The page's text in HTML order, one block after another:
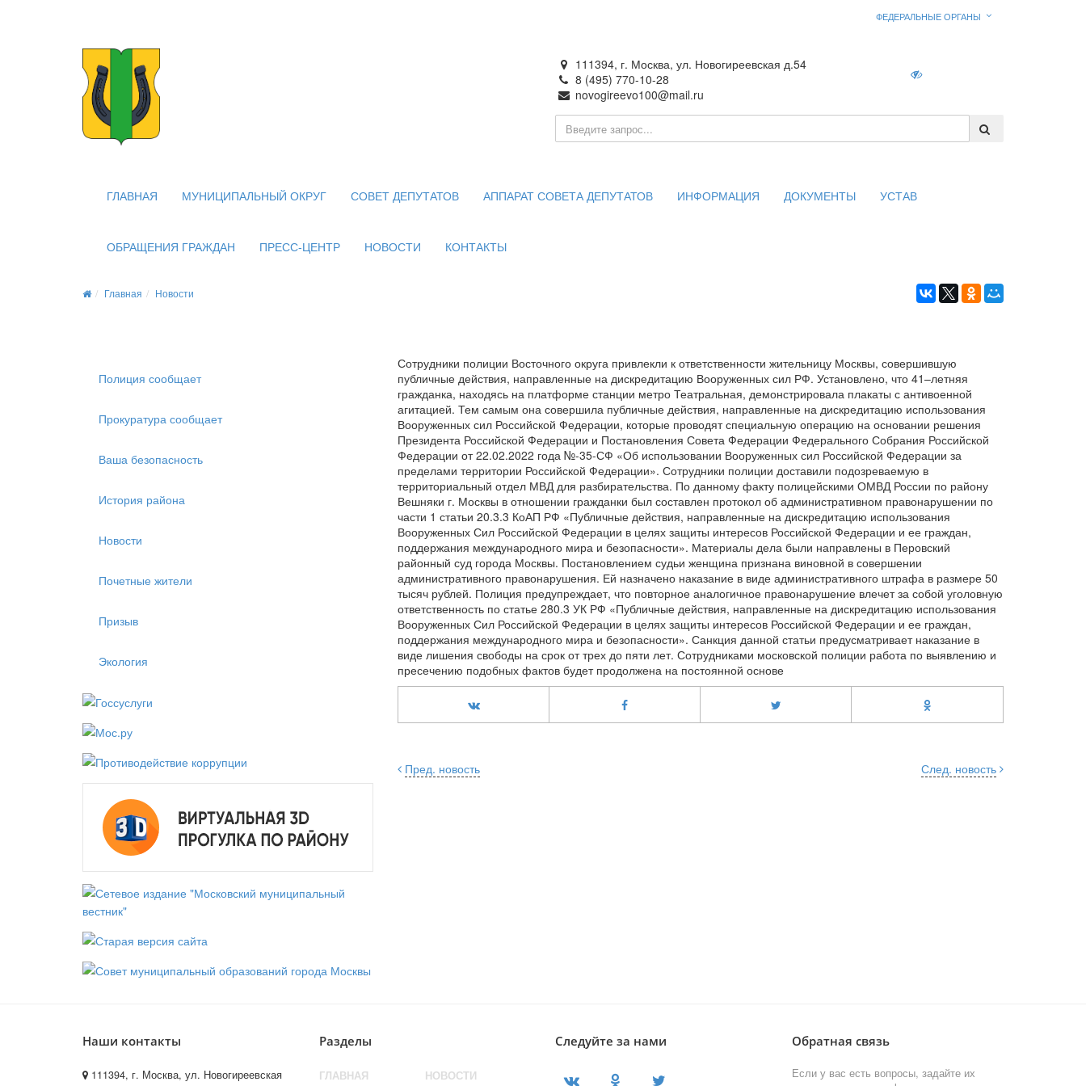
ФЕДЕРАЛЬНЫЕ ОРГАНЫ
111394, г. Москва, ул. Новогиреевская д.54
8 (495) 770-10-28
novogireevo100@mail.ru
ГЛАВНАЯ МУНИЦИПАЛЬНЫЙ ОКРУГ СОВЕТ ДЕПУТАТОВ АППАРАТ СОВЕТА ДЕПУТАТОВ ИНФОРМАЦИЯ ДОКУМЕНТЫ УСТАВ
ОБРАЩЕНИЯ ГРАЖДАН ПРЕСС-ЦЕНТР НОВОСТИ КОНТАКТЫ
Главная Новости
Полиция сообщает
Прокуратура сообщает
Ваша безопасность
История района
Новости
Почетные жители
Призыв
Экология
Сотрудники полиции Восточного округа привлекли к ответственности жительницу Москвы, совершившую
публичные действия, направленные на дискредитацию Вооруженных сил РФ. Установлено, что 41–летняя
гражданка, находясь на платформе станции метро Театральная, демонстрировала плакаты с антивоенной
агитацией. Тем самым она совершила публичные действия, направленные на дискредитацию использования
Вооруженных сил Российской Федерации, которые проводят специальную операцию на основании решения
Президента Российской Федерации и Постановления Совета Федерации Федерального Собрания Российской
Федерации от 22.02.2022 года №-35-СФ «Об использовании Вооруженных сил Российской Федерации за
пределами территории Российской Федерации». Сотрудники полиции доставили подозреваемую в
территориальный отдел МВД для разбирательства. По данному факту полицейскими ОМВД России по району
Вешняки г. Москвы в отношении гражданки был составлен протокол об административном правонарушении по
части 1 статьи 20.3.3 КоАП РФ «Публичные действия, направленные на дискредитацию использования
Вооруженных Сил Российской Федерации в целях защиты интересов Российской Федерации и ее граждан,
поддержания международного мира и безопасности». Материалы дела были направлены в Перовский
районный суд города Москвы. Постановлением судьи женщина признана виновной в совершении
административного правонарушения. Ей назначено наказание в виде административного штрафа в размере 50
тысяч рублей. Полиция предупреждает, что повторное аналогичное правонарушение влечет за собой уголовную
ответственность по статье 280.3 УК РФ «Публичные действия, направленные на дискредитацию использования
Вооруженных Сил Российской Федерации в целях защиты интересов Российской Федерации и ее граждан,
поддержания международного мира и безопасности». Санкция данной статьи предусматривает наказание в
виде лишения свободы на срок от трех до пяти лет. Сотрудниками московской полиции работа по выявлению и
пресечению подобных фактов будет продолжена на постоянной основе
След. новость
Пред. новость
Наши контакты
111394, г. Москва, ул. Новогиреевская
Разделы
ГЛАВНАЯ НОВОСТИ
Следуйте за нами Обратная связь
Если у вас есть вопросы, задайте их